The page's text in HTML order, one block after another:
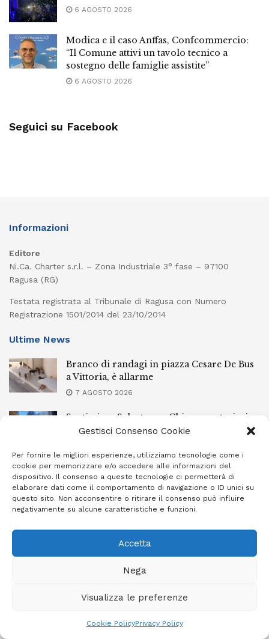
Gestisci Consenso Cookie
Per fornire le migliori esperienze, utilizziamo tecnologie come i
cookie per memorizzare e/o accedere alle informazioni del
dispositivo. Il consenso a queste tecnologie ci permetterà di
elaborare dati come il comportamento di navigazione o ID unici su
questo sito. Non acconsentire o ritirare il consenso può influire
negativamente su alcune caratteristiche e funzioni.
Accetta
Nega
Visualizza le preferenze
Cookie PolicyPrivacy Policy
6 AGOSTO 2026
Modica e il caso Anffas, Confcommercio:
“Il Comune attivi un tavolo tecnico a
sostegno delle famiglie assistite”
6 AGOSTO 2026
Seguici su Facebook
Informazioni
Editore
Ni.Ca. Charter s.r.l. – Zona Industriale 3° fase – 97100
Ragusa (RG)
Testata registrata al Tribunale di Ragusa con Numero
Registrazione 1501/2014 del 23/10/2014
Ultime News
Branco di randagi in piazza Cesare De Bus
a Vittoria, è allarme
7 AGOSTO 2026
Santissimo Salvatore a Chiaramonte, ieri
sera la processione con il simulacro
L’Ebt Ragusa approva il regolamento di
conciliazione
7 AGOSTO 2026
Giornale Ibleo © 2023 - Powered byStudio Greco - Consulenza